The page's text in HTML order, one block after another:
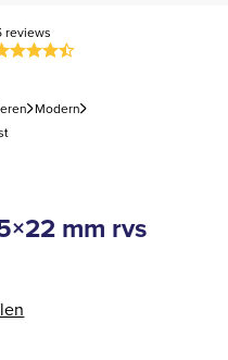
reviews
Modern
mm rvs